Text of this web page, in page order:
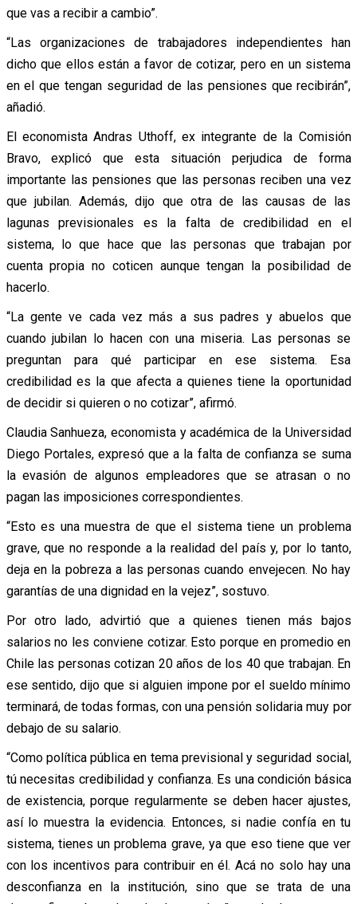
que vas a recibir a cambio”.
“Las organizaciones de trabajadores independientes han
dicho que ellos están a favor de cotizar, pero en un sistema
en el que tengan seguridad de las pensiones que recibirán”,
añadió.
El economista Andras Uthoff, ex integrante de la Comisión
Bravo, explicó que esta situación perjudica de forma
importante las pensiones que las personas reciben una vez
que jubilan. Además, dijo que otra de las causas de las
lagunas previsionales es la falta de credibilidad en el
sistema, lo que hace que las personas que trabajan por
cuenta propia no coticen aunque tengan la posibilidad de
hacerlo.
“La gente ve cada vez más a sus padres y abuelos que
cuando jubilan lo hacen con una miseria. Las personas se
preguntan para qué participar en ese sistema. Esa
credibilidad es la que afecta a quienes tiene la oportunidad
de decidir si quieren o no cotizar”, afirmó.
Claudia Sanhueza, economista y académica de la Universidad
Diego Portales, expresó que a la falta de confianza se suma
la evasión de algunos empleadores que se atrasan o no
pagan las imposiciones correspondientes.
“Esto es una muestra de que el sistema tiene un problema
grave, que no responde a la realidad del país y, por lo tanto,
deja en la pobreza a las personas cuando envejecen. No hay
garantías de una dignidad en la vejez”, sostuvo.
Por otro lado, advirtió que a quienes tienen más bajos
salarios no les conviene cotizar. Esto porque en promedio en
Chile las personas cotizan 20 años de los 40 que trabajan. En
ese sentido, dijo que si alguien impone por el sueldo mínimo
terminará, de todas formas, con una pensión solidaria muy por
debajo de su salario.
“Como política pública en tema previsional y seguridad social,
tú necesitas credibilidad y confianza. Es una condición básica
de existencia, porque regularmente se deben hacer ajustes,
así lo muestra la evidencia. Entonces, si nadie confía en tu
sistema, tienes un problema grave, ya que eso tiene que ver
con los incentivos para contribuir en él. Acá no solo hay una
desconfianza en la institución, sino que se trata de una